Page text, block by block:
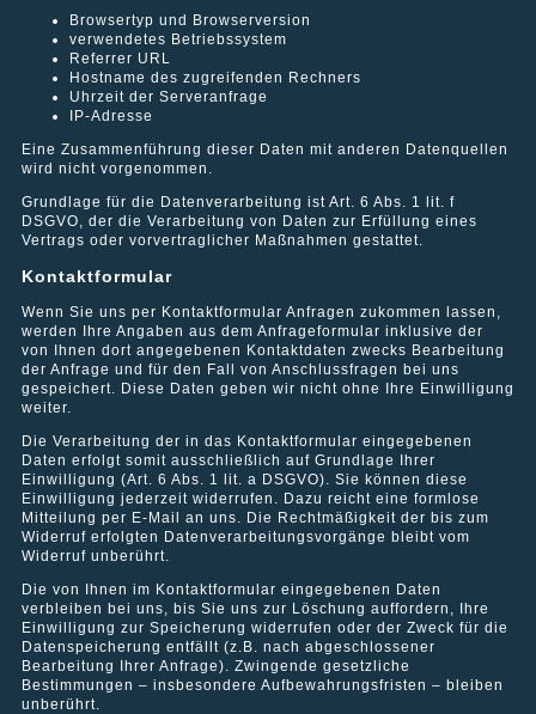
Wohn- und Geschäftshaus in Berlin-Kreuzberg
Wohn- und Geschäftshaus in Berlin-Schöneberg
Wohn- und Geschäftshaus in Berlin-Lichtenberg
Wohn- und Geschäftshaus in Berlin-Schmargendorf
Wohnhaus in Berlin-Lichtenrade
Wohn- und Geschäftshaus in Berlin-Neukölln
Wohnhaus in Berlin-Neukölln
Browsertyp und Browserversion
verwendetes Betriebssystem
Referrer URL
Hostname des zugreifenden Rechners
Uhrzeit der Serveranfrage
IP-Adresse
Eine Zusammenführung dieser Daten mit anderen Datenquellen
wird nicht vorgenommen.
Grundlage für die Datenverarbeitung ist Art. 6 Abs. 1 lit. f
DSGVO, der die Verarbeitung von Daten zur Erfüllung eines
Vertrags oder vorvertraglicher Maßnahmen gestattet.
Kontaktformular
Wenn Sie uns per Kontaktformular Anfragen zukommen lassen,
werden Ihre Angaben aus dem Anfrageformular inklusive der
von Ihnen dort angegebenen Kontaktdaten zwecks Bearbeitung
der Anfrage und für den Fall von Anschlussfragen bei uns
gespeichert. Diese Daten geben wir nicht ohne Ihre Einwilligung
weiter.
Die Verarbeitung der in das Kontaktformular eingegebenen
Daten erfolgt somit ausschließlich auf Grundlage Ihrer
Einwilligung (Art. 6 Abs. 1 lit. a DSGVO). Sie können diese
Einwilligung jederzeit widerrufen. Dazu reicht eine formlose
Mitteilung per E-Mail an uns. Die Rechtmäßigkeit der bis zum
Widerruf erfolgten Datenverarbeitungsvorgänge bleibt vom
Widerruf unberührt.
Die von Ihnen im Kontaktformular eingegebenen Daten
verbleiben bei uns, bis Sie uns zur Löschung auffordern, Ihre
Einwilligung zur Speicherung widerrufen oder der Zweck für die
Datenspeicherung entfällt (z.B. nach abgeschlossener
Bearbeitung Ihrer Anfrage). Zwingende gesetzliche
Bestimmungen – insbesondere Aufbewahrungsfristen – bleiben
unberührt.